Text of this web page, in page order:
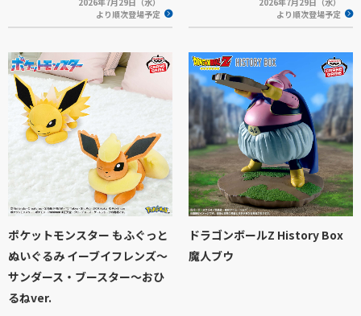
より順次登場予定
より順次登場予定
ポケットモンスター もふぐっと
ぬいぐるみ イーブイフレンズ～
サンダース・ブースター～おひ
るねver.
ドラゴンボールZ History Box
魔人ブウ